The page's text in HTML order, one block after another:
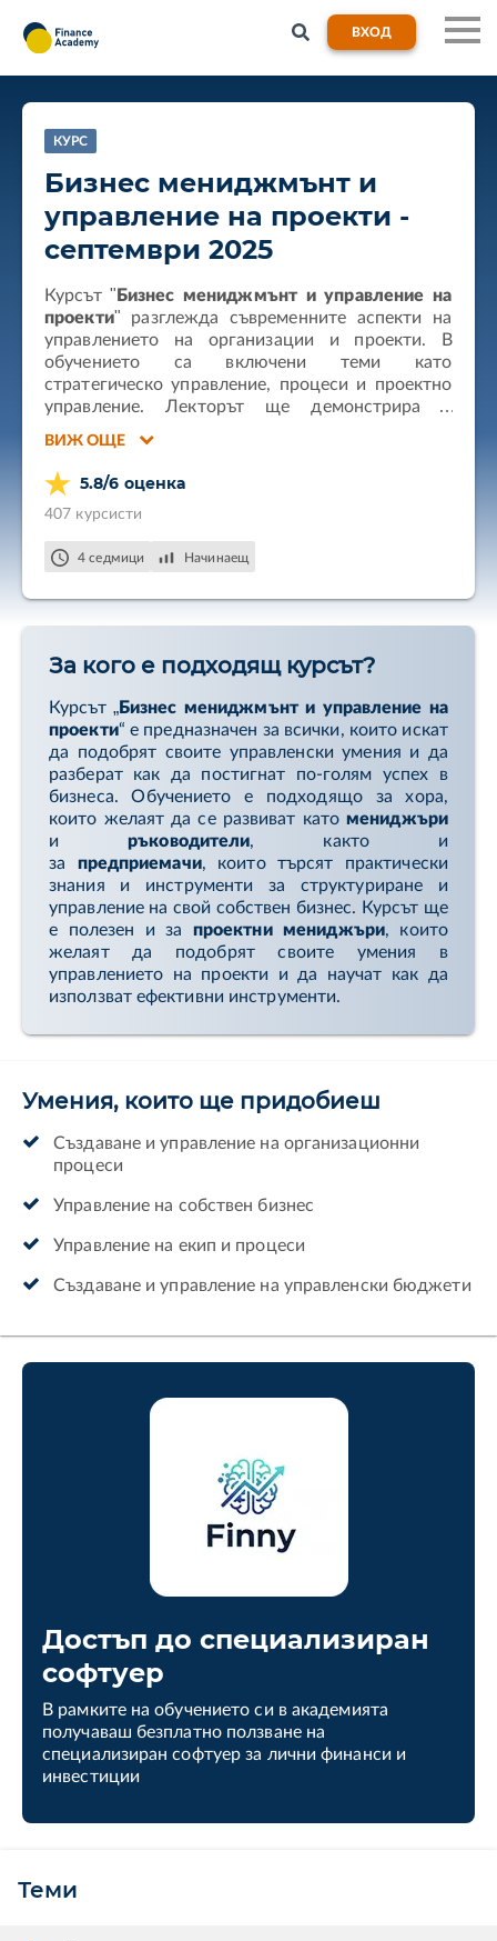
ВХОД
КУРС
Бизнес мениджмънт и
управление на проекти -
септември 2025
Курсът " Бизнес мениджмънт и управление на
проекти" разглежда съвременните аспекти на
управлението на организации и проекти. В
обучението са включени теми като
стратегическо управление, процеси и проектно
управление. Лекторът ще демонстрира и
да оптимизират своята работа. Ще научите как
да създавате ефективни екипи, да управлявате
външни партньорства и да прилагате
управленско счетоводство. Лекциите в курса ще
ви помогнат да разберете основите на бизнес
управлението и да постигнете успех в своите
ВИЖ ОЩЕ
5.8/6 оценка
407 курсисти
4 седмици Начинаещ
За кого е подходящ курсът?
Курсът „Бизнес мениджмънт и управление на
проекти“ е предназначен за всички, които искат
да подобрят своите управленски умения и да
разберат как да постигнат по-голям успех в
бизнеса. Обучението е подходящо за хора,
които желаят да се развиват катомениджъри
и ръководители, както и
за предприемачи, които търсят практически
знания и инструменти за структуриране и
управление на свой собствен бизнес. Курсът ще
е полезен и за проектни мениджъри, които
желаят да подобрят своите умения в
управлението на проекти и да научат как да
използват ефективни инструменти.
Умения, които ще придобиеш
Създаване и управление на организационни
процеси
Управление на собствен бизнес
Управление на екип и процеси
Създаване и управление на управленски бюджети
Достъп до специализиран
софтуер
В рамките на обучението си в академията
получаваш безплатно ползване на
специализиран софтуер за лични финанси и
инвестиции
Теми